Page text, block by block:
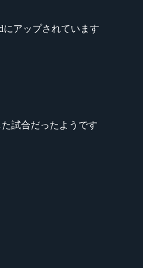
にアップされています
試合だったようです